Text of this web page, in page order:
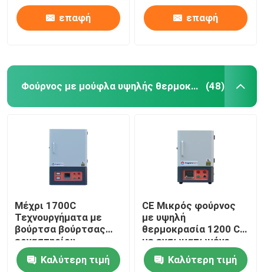
επαφή επαφή
Φούρνος με μούφλα υψηλής θερμοκρασίας (48)
Μέχρι 1700C
Τεχνουργήματα με
βούρτσα βούρτσας
εργαστηρίου
Καλύτερη τιμή
CE Μικρός φούρνος
με υψηλή
θερμοκρασία 1200 C
με ενσωματωμένο
καύσιμο
Καλύτερη τιμή